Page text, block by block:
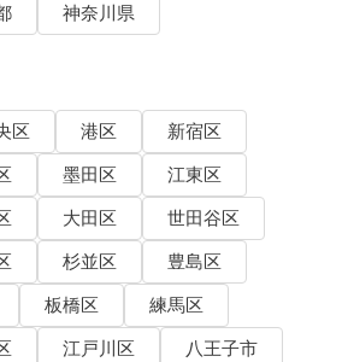
神奈川県
区 港区
新宿区
墨田区
江東区
大田区
世田谷区
杉並区
豊島区
板橋区
練馬区
江戸川区
八王子市